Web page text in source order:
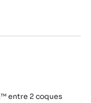
entre 2 coques